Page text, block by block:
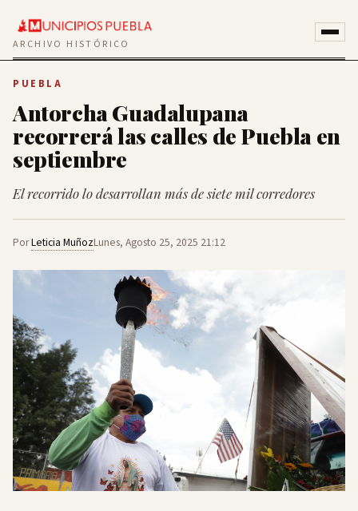
ARCHIVO HISTÓRICO
PUEBLA
Antorcha Guadalupana
recorrerá las calles de Puebla en
septiembre
El recorrido lo desarrollan más de siete mil corredores
PorLeticia MuñozLunes, Agosto 25, 2025 21:12